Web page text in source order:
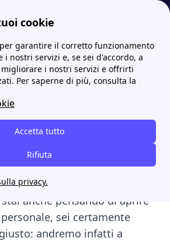
cookie
garantire il corretto funzionamento
nostri servizi e, se sei d'accordo, a
i nostri servizi e offrirti
Per saperne di più, consulta la
Accetta tutto
Rifiuta
privacy.
TIM servizi extra: quali sono e come disattivarli Tim Pay, che cos'è e come funziona la carta di credito Tim
cos'è e come
carta di credito
andremo a scoprire
bancarioofferto dal colosso
Quindi se sei
anche pensando di aprire
sei certamente
andremo infatti a